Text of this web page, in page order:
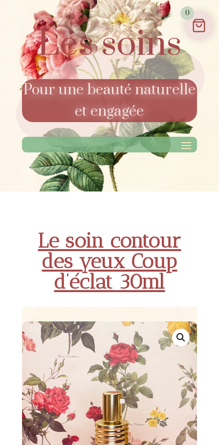
Les soins
Pour une beauté naturelle
et engagée
Le soin contour
des yeux Coup
d’éclat 30ml
0